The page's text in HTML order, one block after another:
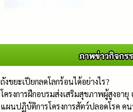
ถังขยะเปียกลดโลกร้อนได้อย่างไร?
โครงการฝึกอบรมส่งเสริมสุขภาพผู้สูงอ
แผนปฏิบัติการโครงการสัตว์ปลอดโรค